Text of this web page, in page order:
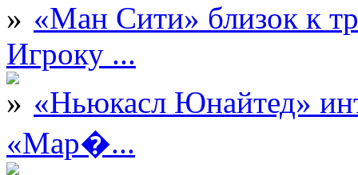
«Ман Сити» близок к
Игроку ...
«Ньюкасл Юнайтед»
«Мар�...